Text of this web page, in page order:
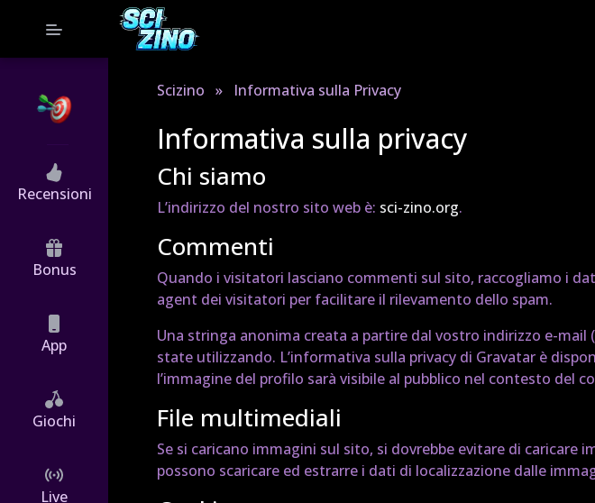
Recensioni
Bonus
App
Giochi
Live
Scizino » Informativa sulla Privacy
Informativa sulla privacy
Chi siamo
L’indirizzo del nostro sito web è: sci-zino.org.
Commenti
Quando i visitatori lasciano commenti sul sito, raccogliamo i
agent dei visitatori per facilitare il rilevamento dello spam.
Una stringa anonima creata a partire dal vostro indirizzo e-
state utilizzando. L’informativa sulla privacy di Gravatar è
l’immagine del profilo sarà visibile al pubblico nel contesto del
File multimediali
Se si caricano immagini sul sito, si dovrebbe evitare di caricare
possono scaricare ed estrarre i dati di localizzazione dalle